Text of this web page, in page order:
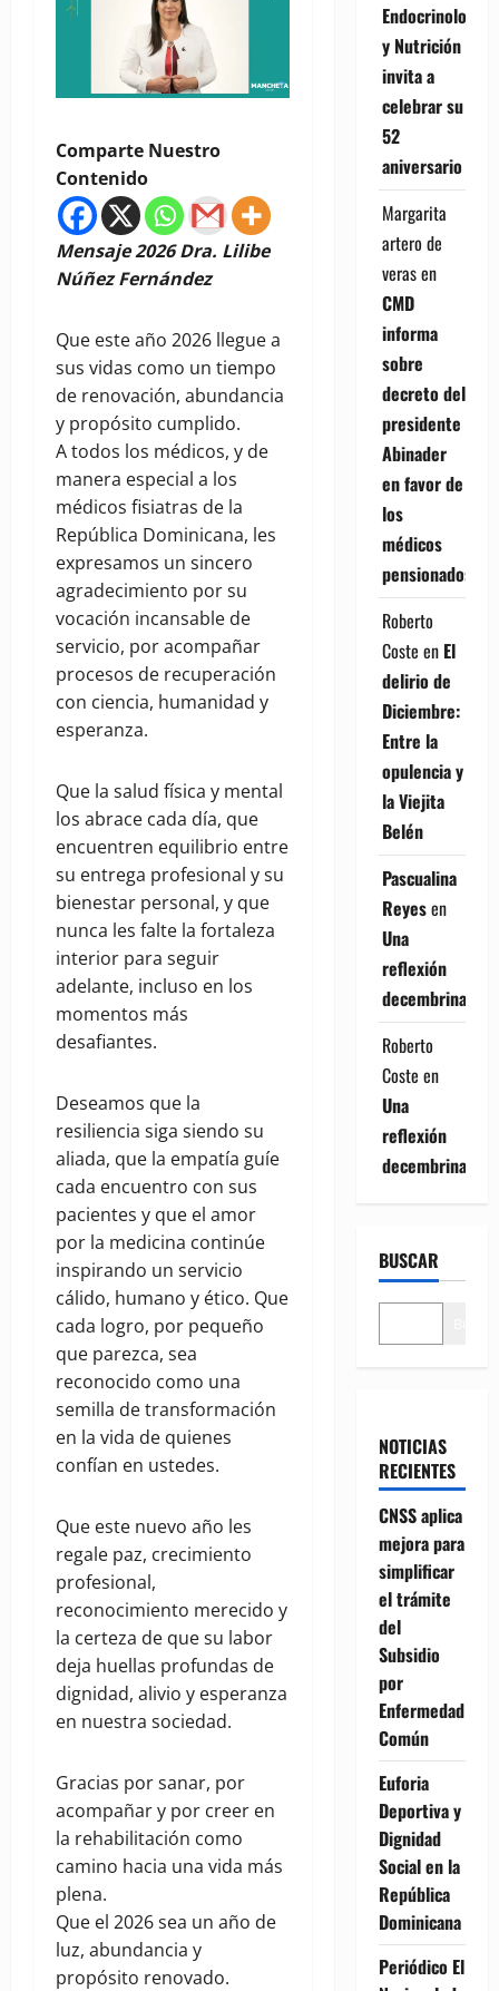
Comparte Nuestro
Contenido
Mensaje 2026 Dra. Lilibe
Núñez Fernández
Que este año 2026 llegue a
sus vidas como un tiempo
de renovación, abundancia
y propósito cumplido.
A todos los médicos, y de
manera especial a los
médicos fisiatras de la
República Dominicana, les
expresamos un sincero
agradecimiento por su
vocación incansable de
servicio, por acompañar
procesos de recuperación
con ciencia, humanidad y
esperanza.
Que la salud física y mental
los abrace cada día, que
encuentren equilibrio entre
su entrega profesional y su
bienestar personal, y que
nunca les falte la fortaleza
interior para seguir
adelante, incluso en los
momentos más
desafiantes.
Deseamos que la
resiliencia siga siendo su
aliada, que la empatía guíe
cada encuentro con sus
pacientes y que el amor
por la medicina continúe
inspirando un servicio
cálido, humano y ético. Que
cada logro, por pequeño
que parezca, sea
reconocido como una
semilla de transformación
en la vida de quienes
confían en ustedes.
Que este nuevo año les
regale paz, crecimiento
profesional,
reconocimiento merecido y
la certeza de que su labor
deja huellas profundas de
dignidad, alivio y esperanza
en nuestra sociedad.
Gracias por sanar, por
acompañar y por creer en
la rehabilitación como
camino hacia una vida más
plena.
Que el 2026 sea un año de
luz, abundancia y
propósito renovado.
Endocrinología
y Nutrición
invita a
celebrar su
52
aniversario
Margarita
artero de
verasen
CMD
informa
sobre
decreto del
presidente
Abinader
en favor de
los
médicos
pensionados
Roberto
Coste en El
delirio de
Diciembre:
Entre la
opulencia y
la Viejita
Belén
Pascualina
Reyesen
Una
reflexión
decembrina
Roberto
Coste en
Una
reflexión
decembrina
BUSCAR
NOTICIAS
RECIENTES
CNSS aplica
mejora para
simplificar
el trámite
del
Subsidio
por
Enfermedad
Común
Euforia
Deportiva y
Dignidad
Social en la
República
Dominicana
Periódico El